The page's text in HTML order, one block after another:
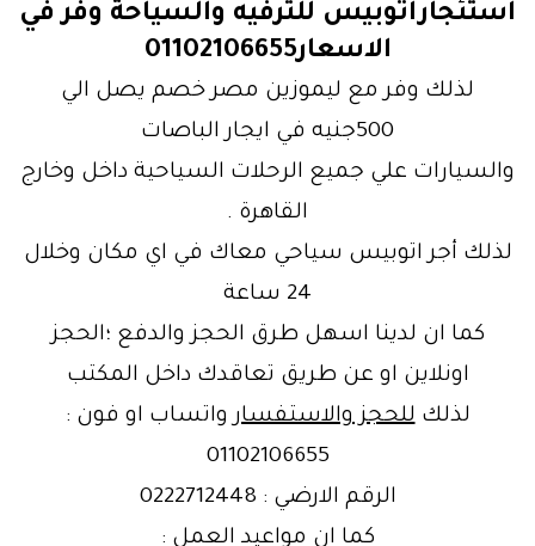
استئجاراتوبيس للترفيه والسياحة وفر في
الاسعار01102106655
لذلك وفر مع ليموزين مصر خصم يصل الي
500جنيه في ايجار الباصات
والسيارات علي جميع الرحلات السياحية داخل وخارج
القاهرة .
لذلك أجر اتوبيس سياحي معاك في اي مكان وخلال
24 ساعة
كما ان لدينا اسهل طرق الحجز والدفع ؛الحجز
اونلاين او عن طريق تعاقدك داخل المكتب
لذلكللحجز والاستفسارواتساب او فون :
01102106655
الرقم الارضي : 0222712448
كما ان مواعيد العمل :